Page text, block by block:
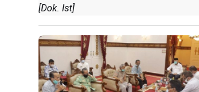
[Dok. Ist]